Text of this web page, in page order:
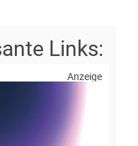
Anzeige